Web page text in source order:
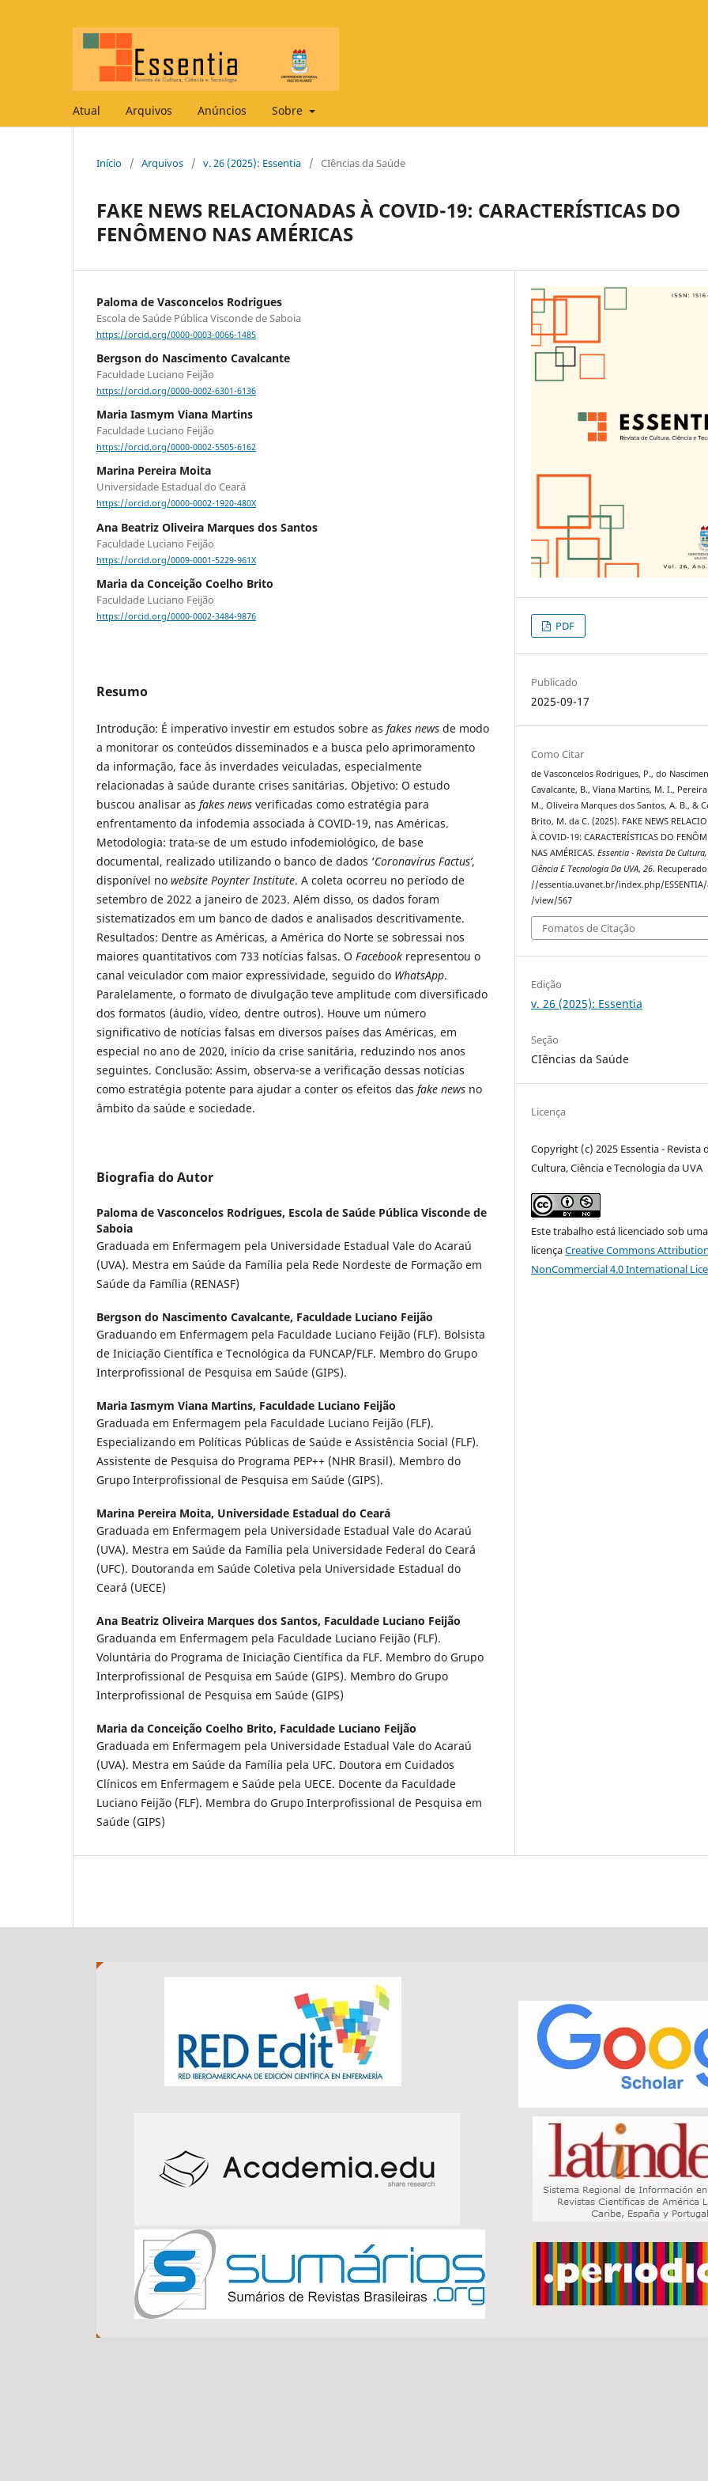
Atual Arquivos Anúncios Sobre
Início / Arquivos / v. 26 (2025): Essentia / CIências da Saúde
FAKE NEWS RELACIONADAS À COVID-19: CARACTERÍSTICAS DO
FENÔMENO NAS AMÉRICAS
Paloma de Vasconcelos Rodrigues
Escola de Saúde Pública Visconde de Saboia
https://orcid.org/0000-0003-0066-1485
Bergson do Nascimento Cavalcante
Faculdade Luciano Feijão
https://orcid.org/0000-0002-6301-6136
Maria Iasmym Viana Martins
Faculdade Luciano Feijão
https://orcid.org/0000-0002-5505-6162
Marina Pereira Moita
Universidade Estadual do Ceará
https://orcid.org/0000-0002-1920-480X
Ana Beatriz Oliveira Marques dos Santos
Faculdade Luciano Feijão
https://orcid.org/0009-0001-5229-961X
Maria da Conceição Coelho Brito
Faculdade Luciano Feijão
https://orcid.org/0000-0002-3484-9876
Resumo
Introdução: É imperativo investir em estudos sobre as fakes news de modo
a monitorar os conteúdos disseminados e a busca pelo aprimoramento
da informação, face às inverdades veiculadas, especialmente
relacionadas à saúde durante crises sanitárias. Objetivo: O estudo
buscou analisar as fakes news verificadas como estratégia para
enfrentamento da infodemia associada à COVID-19, nas Américas.
Metodologia: trata-se de um estudo infodemiológico, de base
documental, realizado utilizando o banco de dados ‘Coronavírus Factus’,
disponível no website Poynter Institute. A coleta ocorreu no período de
setembro de 2022 a janeiro de 2023. Além disso, os dados foram
sistematizados em um banco de dados e analisados descritivamente.
Resultados: Dentre as Américas, a América do Norte se sobressai nos
maiores quantitativos com 733 notícias falsas. O Facebook representou o
canal veiculador com maior expressividade, seguido do WhatsApp.
Paralelamente, o formato de divulgação teve amplitude com diversificado
dos formatos (áudio, vídeo, dentre outros). Houve um número
significativo de notícias falsas em diversos países das Américas, em
especial no ano de 2020, início da crise sanitária, reduzindo nos anos
seguintes. Conclusão: Assim, observa-se a verificação dessas notícias
como estratégia potente para ajudar a conter os efeitos das fake news no
âmbito da saúde e sociedade.
Biografia do Autor
Paloma de Vasconcelos Rodrigues, Escola de Saúde Pública Visconde de
Saboia
Graduada em Enfermagem pela Universidade Estadual Vale do Acaraú
(UVA). Mestra em Saúde da Família pela Rede Nordeste de Formação em
Saúde da Família (RENASF)
Bergson do Nascimento Cavalcante, Faculdade Luciano Feijão
Graduando em Enfermagem pela Faculdade Luciano Feijão (FLF). Bolsista
de Iniciação Científica e Tecnológica da FUNCAP/FLF. Membro do Grupo
Interprofissional de Pesquisa em Saúde (GIPS).
Maria Iasmym Viana Martins, Faculdade Luciano Feijão
Graduada em Enfermagem pela Faculdade Luciano Feijão (FLF).
Especializando em Políticas Públicas de Saúde e Assistência Social (FLF).
Assistente de Pesquisa do Programa PEP++ (NHR Brasil). Membro do
Grupo Interprofissional de Pesquisa em Saúde (GIPS).
Marina Pereira Moita, Universidade Estadual do Ceará
Graduada em Enfermagem pela Universidade Estadual Vale do Acaraú
(UVA). Mestra em Saúde da Família pela Universidade Federal do Ceará
(UFC). Doutoranda em Saúde Coletiva pela Universidade Estadual do
Ceará (UECE)
Ana Beatriz Oliveira Marques dos Santos, Faculdade Luciano Feijão
Graduanda em Enfermagem pela Faculdade Luciano Feijão (FLF).
Voluntária do Programa de Iniciação Científica da FLF. Membro do Grupo
Interprofissional de Pesquisa em Saúde (GIPS). Membro do Grupo
Interprofissional de Pesquisa em Saúde (GIPS)
Maria da Conceição Coelho Brito, Faculdade Luciano Feijão
Graduada em Enfermagem pela Universidade Estadual Vale do Acaraú
(UVA). Mestra em Saúde da Família pela UFC. Doutora em Cuidados
Clínicos em Enfermagem e Saúde pela UECE. Docente da Faculdade
Luciano Feijão (FLF). Membra do Grupo Interprofissional de Pesquisa em
Saúde (GIPS)
PDF
Publicado
2025-09-17
Como Citar
de Vasconcelos Rodrigues, P., do
Cavalcante, B., Viana Martins, M. I.,
M., Oliveira Marques dos Santos, A. B., &
Brito, M. da C. (2025). FAKE NEWS
À COVID-19: CARACTERÍSTICAS DO
NAS AMÉRICAS.Essentia - Revista De Cultura,
Ciência E Tecnologia Da UVA,26.
//essentia.uvanet.br/index.php/
/view/567
Fomatos de Citação
Edição
v. 26 (2025): Essentia
Seção
CIências da Saúde
Licença
Copyright (c) 2025 Essentia - Revista
Cultura, Ciência e Tecnologia da UVA
Este trabalho está licenciado sob uma
licençaCreative Commons
NonCommercial 4.0 International